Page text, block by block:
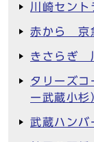
川崎セント
赤から 京
きさらぎ
タリーズコ
ー武蔵小杉
武蔵ハンバ